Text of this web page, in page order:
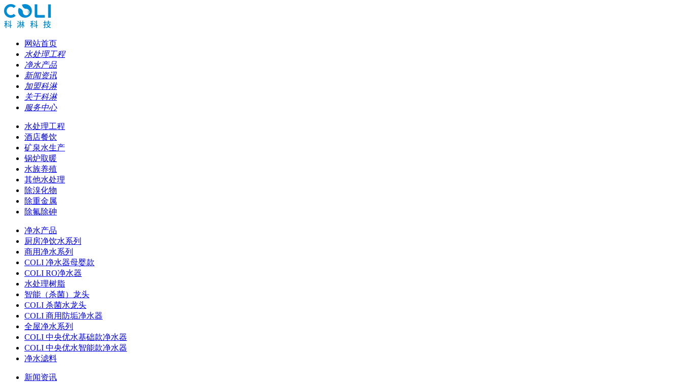
网站首页
水处理工程
净水产品
新闻资讯
加盟科淋
关于科淋
服务中心
水处理工程
酒店餐饮
矿泉水生产
锅炉取暖
水族养殖
其他水处理
除溴化物
除重金属
除氟除砷
净水产品
厨房净饮水系列
商用净水系列
COLI 净水器母婴款
COLI RO净水器
水处理树脂
智能（杀菌）龙头
COLI 杀菌水龙头
COLI 商用防垢净水器
全屋净水系列
COLI 中央优水基础款净水器
COLI 中央优水智能款净水器
净水滤料
新闻资讯